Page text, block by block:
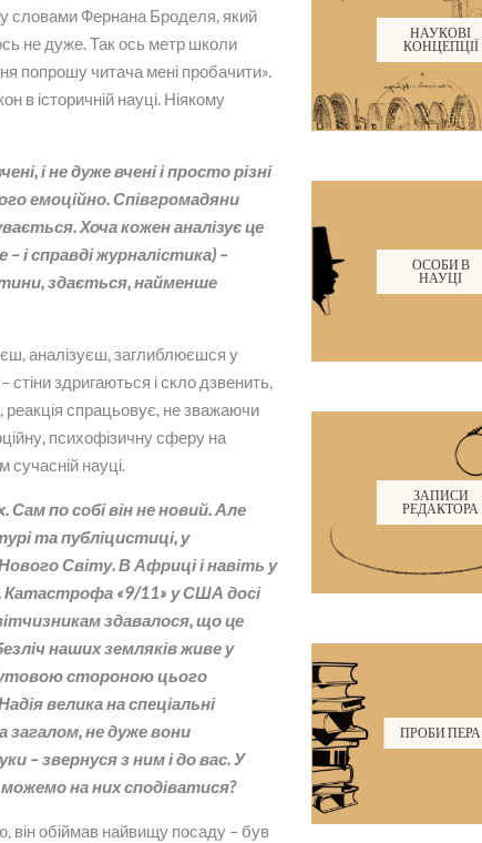
словами Фернана Броделя, який
не дуже. Так ось метр школи
попрошу читача мені пробачити».
в історичній науці. Ніякому
і не дуже вчені і просто різні
емоційно. Співгромадяни
Хоча кожен аналізує це
і справді журналістика) –
здається, найменше
аналізуєш, заглиблюєшся у
здригаються і скло дзвенить,
спрацьовує, не зважаючи
психофізичну сферу на
сучасній науці.
Сам по собі він не новий. Але
та публіцистиці, у
Світу. В Африці і навіть у
Катастрофа «9/11» у США досі
здавалося, що це
наших земляків живе у
стороною цього
велика на спеціальні
загалом, не дуже вони
– звернуся з ним і до вас. У
на них сподіватися?
він обіймав найвищу посаду – був
НАУКОВІ
КОНЦЕПЦІЇ
ОСОБИ В
НАУЦІ
ЗАПИСИ
РЕДАКТОРА
ПРОБИ ПЕРА